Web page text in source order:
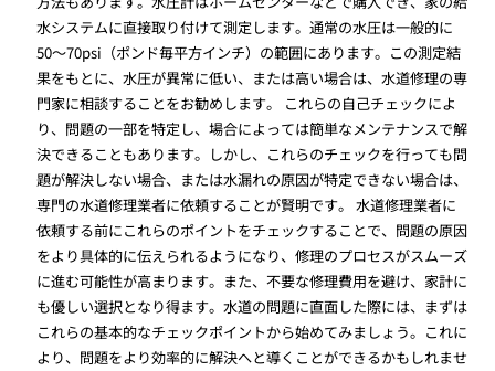
水システムに直接取り付けて測定します。通常の水圧は一般的に
50〜70psi（ポンド毎平方インチ）の範囲にあります。この測定結
果をもとに、水圧が異常に低い、または高い場合は、水道修理の専
門家に相談することをお勧めします。 これらの自己チェックによ
り、問題の一部を特定し、場合によっては簡単なメンテナンスで解
決できることもあります。しかし、これらのチェックを行っても問
題が解決しない場合、または水漏れの原因が特定できない場合は、
専門の水道修理業者に依頼することが賢明です。 水道修理業者に
依頼する前にこれらのポイントをチェックすることで、問題の原因
をより具体的に伝えられるようになり、修理のプロセスがスムーズ
に進む可能性が高まります。また、不要な修理費用を避け、家計に
も優しい選択となり得ます。水道の問題に直面した際には、まずは
これらの基本的なチェックポイントから始めてみましょう。これに
より、問題をより効率的に解決へと導くことができるかもしれませ